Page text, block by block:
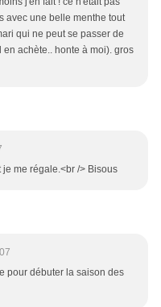
avec une belle menthe tout
qui ne peut se passer de
achète.. honte à moi). gros
me régale.<br /> Bisous
pour débuter la saison des